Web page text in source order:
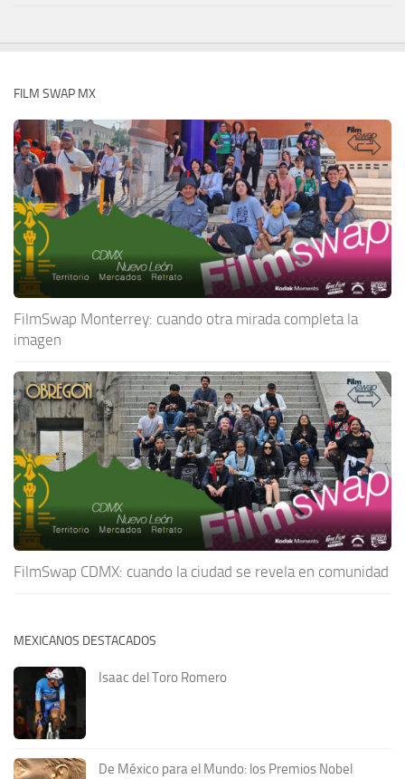
FILM SWAP MX
FilmSwap Monterrey: cuando otra mirada completa la
imagen
FilmSwap CDMX: cuando la ciudad se revela en comunidad
MEXICANOS DESTACADOS
Isaac del Toro Romero
De México para el Mundo: los Premios Nobel